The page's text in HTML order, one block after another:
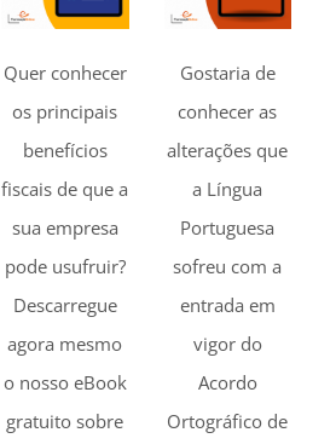
Quer conhecer
os principais
benefícios
fiscais de que a
sua empresa
pode usufruir?
Descarregue
agora mesmo
o nosso eBook
gratuito sobre
Gostaria de
conhecer as
alterações que
a Língua
Portuguesa
sofreu com a
entrada em
vigor do
Acordo
Ortográfico de